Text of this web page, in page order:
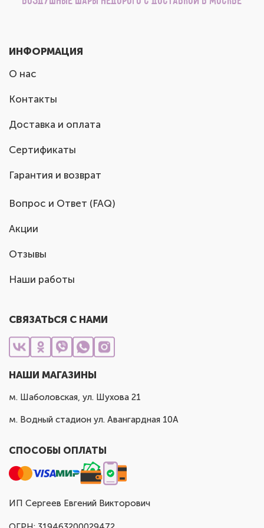
ИНФОРМАЦИЯ
О нас
Контакты
Доставка и оплата
Сертификаты
Гарантия и возврат
Вопрос и Ответ (FAQ)
Акции
Отзывы
Наши работы
СВЯЗАТЬСЯ С НАМИ
НАШИ МАГАЗИНЫ
м. Шаболовская, ул. Шухова 21
м. Водный стадион ул. Авангардная 10А
СПОСОБЫ ОПЛАТЫ
ИП Сергеев Евгений Викторович